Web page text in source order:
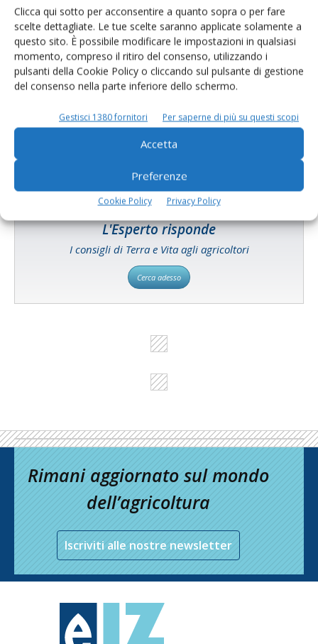
Clicca qui sotto per acconsentire a quanto sopra o per fare
scelte dettagliate. Le tue scelte saranno applicate solamente a
questo sito. È possibile modificare le impostazioni in qualsiasi
momento, compreso il ritiro del consenso, utilizzando i
pulsanti della Cookie Policy o cliccando sul pulsante di gestione
del consenso nella parte inferiore dello schermo.
Gestisci 1380 fornitori Per saperne di più su questi scopi
Accetta
Preferenze
Cookie Policy Privacy Policy
Catalogo Aziende e Prodotti
prodotto!
Cerca adesso
L'Esperto risponde
I consigli di Terra e Vita agli agricoltori
Cerca adesso
Rimani aggiornato sul mondo
dell’agricoltura
Iscriviti alle nostre newsletter